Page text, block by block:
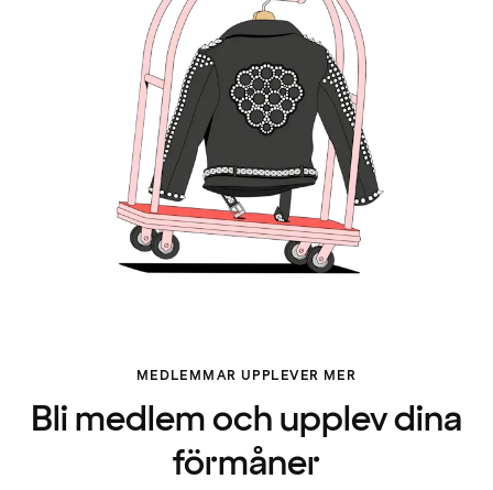
MEDLEMMAR UPPLEVER MER
Bli medlem och upplev dina
förmåner